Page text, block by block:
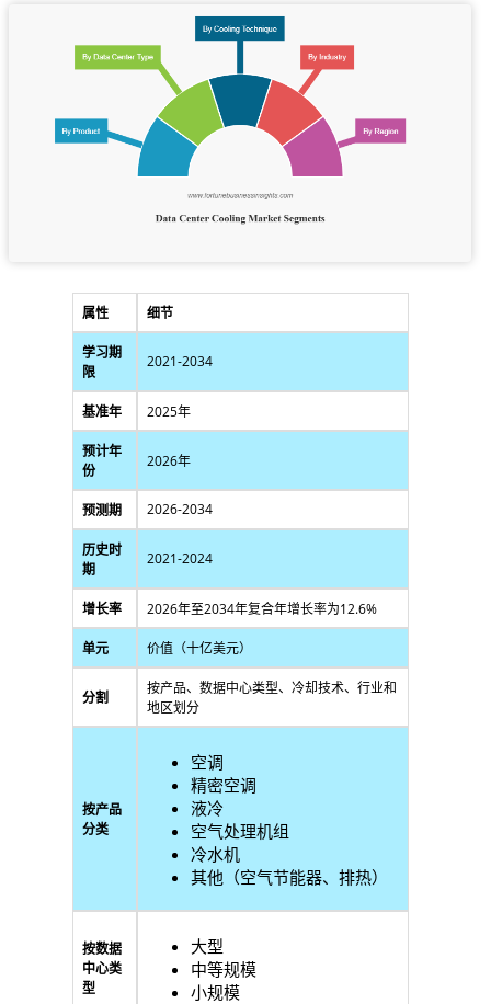
属性 细节
学习期
限
2021-2034
基准年 2025年
预计年
份
2026年
预测期 2026-2034
历史时
期
2021-2024
增长率 2026年至2034年复合年增长率为12.6%
单元 价值（十亿美元）
分割
按产品、数据中心类型、冷却技术、行业和
地区划分
按产品
分类
空调
精密空调
液冷
空气处理机组
冷水机
其他（空气节能器、排热）
按数据
中心类
型
大型
中等规模
小规模